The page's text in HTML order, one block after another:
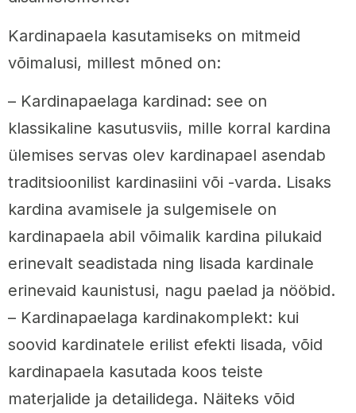
Kardinapaela kasutamiseks on mitmeid
võimalusi, millest mõned on:
– Kardinapaelaga kardinad: see on
klassikaline kasutusviis, mille korral kardina
ülemises servas olev kardinapael asendab
traditsioonilist kardinasiini või -varda. Lisaks
kardina avamisele ja sulgemisele on
kardinapaela abil võimalik kardina pilukaid
erinevalt seadistada ning lisada kardinale
erinevaid kaunistusi, nagu paelad ja nööbid.
– Kardinapaelaga kardinakomplekt: kui
soovid kardinatele erilist efekti lisada, võid
kardinapaela kasutada koos teiste
materjalide ja detailidega. Näiteks võid